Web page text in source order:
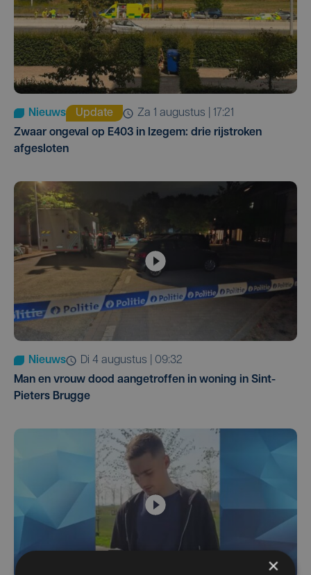
Nieuws Update
za 1 augustus | 17:21
Zwaar ongeval op E403 in Izegem: drie rijstroken
afgesloten
Nieuws
di 4 augustus | 09:32
Man en vrouw dood aangetroffen in woning in Sint-
Pieters Brugge
×